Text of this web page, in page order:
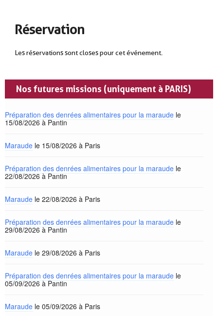
Réservation
Les réservations sont closes pour cet événement.
Nos futures missions (uniquement à PARIS)
Préparation des denrées alimentaires pour la maraude le
15/08/2026 à Pantin
Maraude le 15/08/2026 à Paris
Préparation des denrées alimentaires pour la maraude le
22/08/2026 à Pantin
Maraude le 22/08/2026 à Paris
Préparation des denrées alimentaires pour la maraude le
29/08/2026 à Pantin
Maraude le 29/08/2026 à Paris
Préparation des denrées alimentaires pour la maraude le
05/09/2026 à Pantin
Maraude le 05/09/2026 à Paris